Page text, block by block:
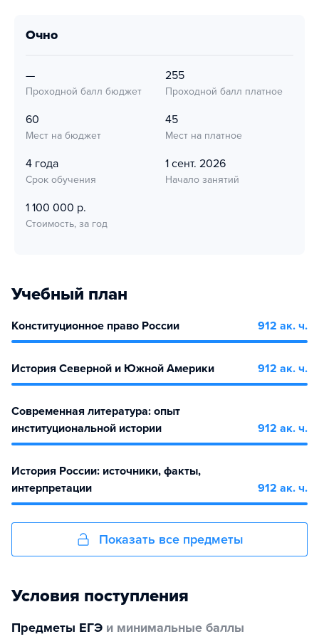
очно
—
Проходной балл бюджет
255
Проходной балл платное
60
Мест на бюджет
45
Мест на платное
4 года
Срок обучения
1 сент. 2026
Начало занятий
1 100 000 р.
Стоимость, за год
Учебный план
Конституционное право России 912 ак. ч.
История Северной и Южной Америки 912 ак. ч.
Современная литература: опыт
институциональной истории
912 ак. ч.
История России: источники, факты,
интерпретации
912 ак. ч.
Показать все предметы
Условия поступления
Предметы ЕГЭ и минимальные баллы